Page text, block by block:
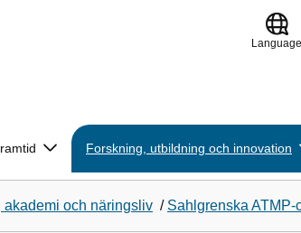
Language
Forskning, utbildning och innovation
akademi och näringsliv / Sahlgrenska ATMP-